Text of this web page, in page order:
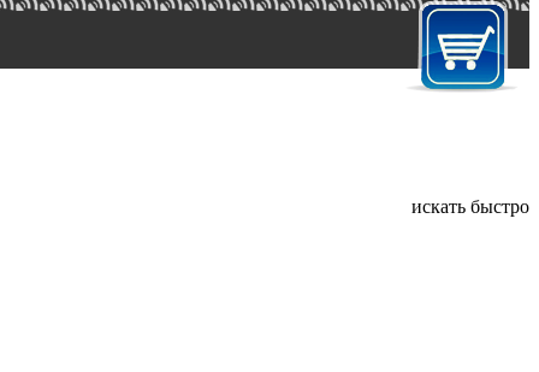
искать быстро